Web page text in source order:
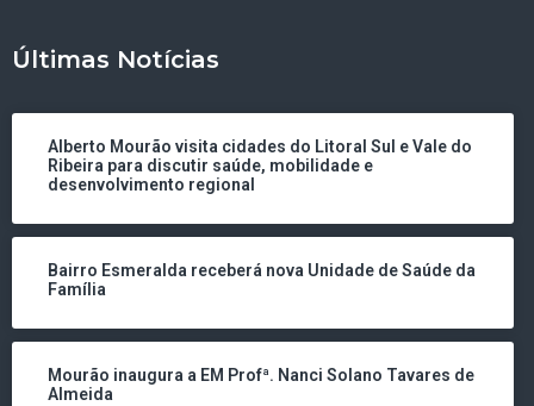
Últimas Notícias
Alberto Mourão visita cidades do Litoral Sul e Vale do
Ribeira para discutir saúde, mobilidade e
desenvolvimento regional
Bairro Esmeralda receberá nova Unidade de Saúde da
Família
Mourão inaugura a EM Profª. Nanci Solano Tavares de
Almeida